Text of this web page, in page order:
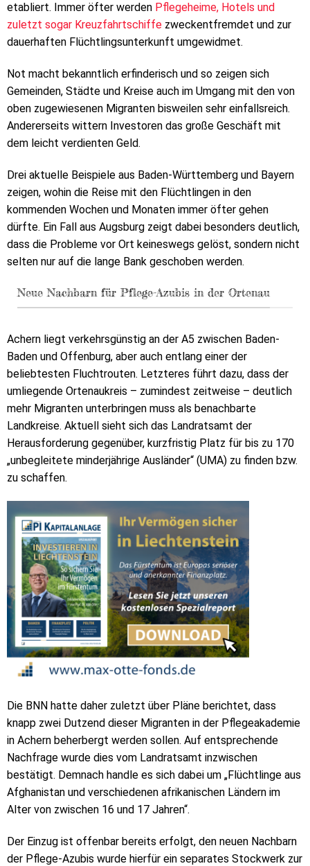
etabliert. Immer öfter werden Pflegeheime, Hotels und
zuletzt sogar Kreuzfahrtschiffe zweckentfremdet und zur
dauerhaften Flüchtlingsunterkunft umgewidmet.
Not macht bekanntlich erfinderisch und so zeigen sich
Gemeinden, Städte und Kreise auch im Umgang mit den von
oben zugewiesenen Migranten bisweilen sehr einfallsreich.
Andererseits wittern Investoren das große Geschäft mit
dem leicht verdienten Geld.
Drei aktuelle Beispiele aus Baden-Württemberg und Bayern
zeigen, wohin die Reise mit den Flüchtlingen in den
kommenden Wochen und Monaten immer öfter gehen
dürfte. Ein Fall aus Augsburg zeigt dabei besonders deutlich,
dass die Probleme vor Ort keineswegs gelöst, sondern nicht
selten nur auf die lange Bank geschoben werden.
Neue Nachbarn für Pflege-Azubis in der Ortenau
Achern liegt verkehrsgünstig an der A5 zwischen Baden-
Baden und Offenburg, aber auch entlang einer der
beliebtesten Fluchtrouten. Letzteres führt dazu, dass der
umliegende Ortenaukreis – zumindest zeitweise – deutlich
mehr Migranten unterbringen muss als benachbarte
Landkreise. Aktuell sieht sich das Landratsamt der
Herausforderung gegenüber, kurzfristig Platz für bis zu 170
„unbegleitete minderjährige Ausländer“ (UMA) zu finden bzw.
zu schaffen.
Die BNN hatte daher zuletzt über Pläne berichtet, dass
knapp zwei Dutzend dieser Migranten in der Pflegeakademie
in Achern beherbergt werden sollen. Auf entsprechende
Nachfrage wurde dies vom Landratsamt inzwischen
bestätigt. Demnach handle es sich dabei um „Flüchtlinge aus
Afghanistan und verschiedenen afrikanischen Ländern im
Alter von zwischen 16 und 17 Jahren“.
Der Einzug ist offenbar bereits erfolgt, den neuen Nachbarn
der Pflege-Azubis wurde hierfür ein separates Stockwerk zur